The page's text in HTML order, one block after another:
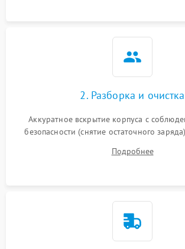
2. Разборка и очистка
Аккуратное вскрытие корпуса с
безопасности (снятие остаточного
и кистей для предотвращения
Подробнее